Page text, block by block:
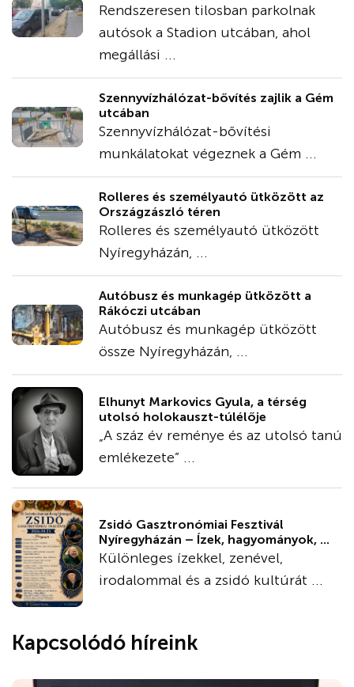
Rendszeresen tilosban parkolnak
autósok a Stadion utcában, ahol
megállási ...
Szennyvízhálózat-bővítés zajlik a Gém
utcában
Szennyvízhálózat-bővítési
munkálatokat végeznek a Gém ...
Rolleres és személyautó ütközött az
Országzászló téren
Rolleres és személyautó ütközött
Nyíregyházán, ...
Autóbusz és munkagép ütközött a
Rákóczi utcában
Autóbusz és munkagép ütközött
össze Nyíregyházán, ...
Elhunyt Markovics Gyula, a térség
utolsó holokauszt-túlélője
„A száz év reménye és az utolsó tanú
emlékezete” ...
Zsidó Gasztronómiai Fesztivál
Nyíregyházán – Ízek, hagyományok, ...
Különleges ízekkel, zenével,
irodalommal és a zsidó kultúrát ...
Kapcsolódó híreink